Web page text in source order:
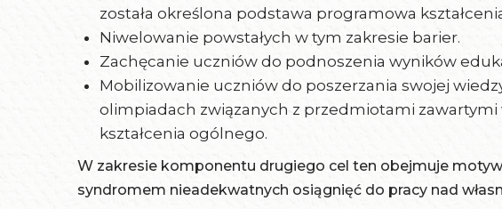
została określona podstawa programowa
Niwelowanie powstałych w tym zakresie barier.
Zachęcanie uczniów do podnoszenia wyników
Mobilizowanie uczniów do poszerzania swojej
olimpiadach związanych z przedmiotami
kształcenia ogólnego.
W zakresie komponentu drugiego cel ten obejmuje
syndromem nieadekwatnych osiągnięć do pracy nad